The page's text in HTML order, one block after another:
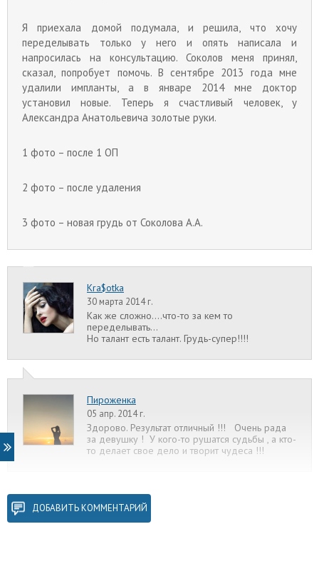
Я приехала домой подумала
и решила, что хочу
переделывать только у него и опять написала и
напросилась на консультацию. Соколов меня принял,
сказал, попробует помочь. В сентябре 2013 года мне
удалили импланты, а в январе 2014 мне доктор
установил новые.
Теперь я счастливый человек, у
Александра Анатольевича золотые руки.
1 фото – после 1 ОП
2 фото – после удаления
3 фото – новая грудь от Соколова А.А.
Kra$otka
30 марта 2014 г.
Как же сложно....что-то за кем то
переделывать...
Но талант есть талант. Грудь-супер!!!!
Пироженка
05 апр. 2014 г.
Здорово. Результат отличный !!! Очень рада
за девушку ! У кого-то рушатся судьбы , а кто-
то делает свое дело и творит чудеса !!!
Нат
07 апр. 2014 г.
ДОБАВИТЬ КОММЕНТАРИЙ